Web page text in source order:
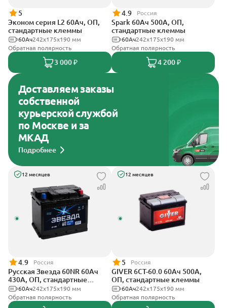
5
Эконом серия L2 60Ач, ОП,
стандартные клеммы
242х175х190 мм
60Ач
Обратная полярность
3 000 ₽
4.9 Россия
Spark 60Ач 500А, ОП,
стандартные клеммы
242х175х190 мм
60Ач
Обратная полярность
4 200 ₽
Доставляем заказы
собственной
курьерской службой
по Москве и за
МКАД
Подробнее
12 месяцев
4.9 Россия
Русская Звезда 60NR 60Ач
430А, ОП, стандартные
клеммы242x175x190 мм
60Ач
Обратная полярность
12 месяцев
5 Россия
GIVER 6СТ-60.0 60Ач 500А,
ОП, стандартные клеммы
242х175х190 мм
60Ач
Обратная полярность